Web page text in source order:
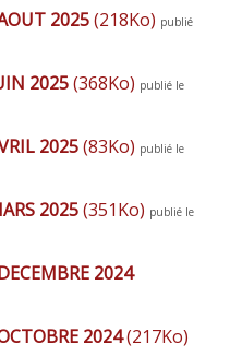
2025(218Ko) publié
2025(368Ko) publié le
2025(83Ko) publié le
2025(351Ko) publié le
2024
2024(217Ko)